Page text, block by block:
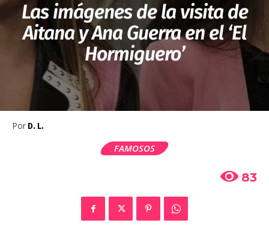
Las imágenes de la visita de
Aitana y Ana Guerra en el ‘El
Hormiguero’
Por D. L.
FAMOSOS
83